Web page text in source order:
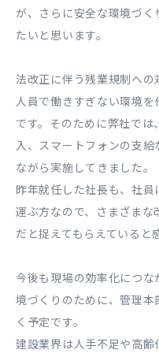
が、さらに安全な環境づ
たいと思います。
法改正に伴う残業規制へ
人員で働きすぎない環境
です。そのために弊社で
入、スマートフォンの支
ながら実施してきました。
昨年就任した社長も、社
運ぶ方なので、さまざま
だと捉えてもらえていると
今後も現場の効率化につ
境づくりのために、管理
く予定です。
建設業界は人手不足や高